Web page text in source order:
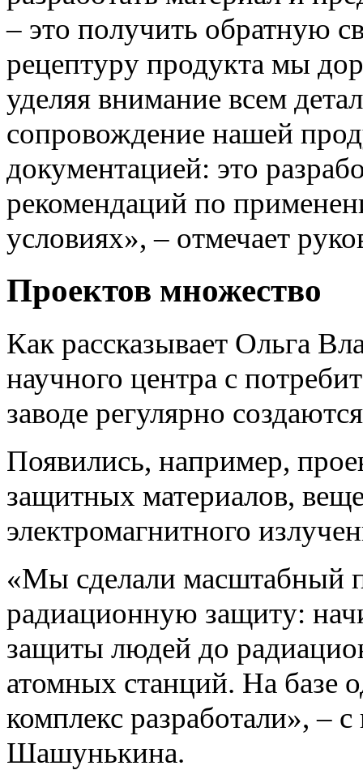
– это получить обратную
рецептуру продукта мы
уделяя внимание всем
сопровождение нашей
документацией: это
рекомендаций по
условиях», – отмечает
Проектов множество
Как рассказывает Ольга
научного центра с
заводе регулярно
Появились, например,
защитных материалов,
электромагнитного
«Мы сделали масштабный
радиационную защиту:
защиты людей до
атомных станций. На базе
комплекс разработали», –
Шашунькина.